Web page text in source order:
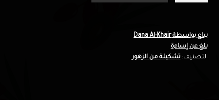
–
زهور
دانة
يباع بواسطة Dana Al-Khair
بلغ عن إساءة
التصنيف:تشكيلة من الزهور